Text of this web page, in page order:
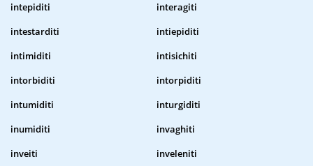
intepiditi
interagiti
intestarditi
intiepiditi
intimiditi
intisichiti
intorbiditi
intorpiditi
intumiditi
inturgiditi
inumiditi
invaghiti
inveiti
inveleniti